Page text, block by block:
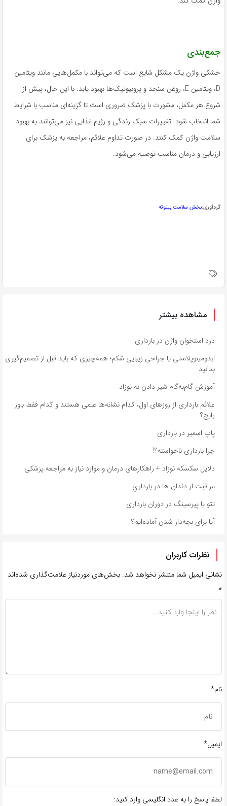
جمع‌بندی
خشکی واژن یک مشکل شایع است که می‌تواند با مکمل‌هایی مانند ویتامین
D، ویتامین E، روغن سنجد و پروبیوتیک‌ها بهبود یابد. با این حال، پیش از
شروع هر مکمل، مشورت با پزشک ضروری است تا گزینه‌ای مناسب با شرایط
شما انتخاب شود. تغییرات سبک زندگی و رژیم غذایی نیز می‌توانند به بهبود
سلامت واژن کمک کنند. در صورت تداوم علائم، مراجعه به پزشک برای
ارزیابی و درمان مناسب توصیه می‌شود.
گردآوری:بخش سلامت بیتوته
مشاهده بیشتر
درد استخوان واژن در بارداری
ابدومینوپلاستی یا جراحی زیبایی شکم؛ همه‌چیزی که باید قبل از تصمیم‌گیری
بدانید
آموزش گام‌به‌گامِ شیر دادن به نوزاد
علائم بارداری از روزهای اول، کدام نشانه‌ها علمی هستند و کدام فقط باور
رایج؟
پاپ اسمیر در بارداری
چرا بارداری ناخواسته؟!
دلایل سکسکه نوزاد + راهکارهای درمان و موارد نیاز به مراجعه پزشکی
مراقبت از دندان‌ ها در بارداري
تتو یا پیرسینگ در دوران بارداری
آیا برای بچه‌دار شدن آماده‌ایم؟
نظرات کاربران
نشانی ایمیل شما منتشر نخواهد شد. بخش‌های موردنیاز علامت‌گذاری شده‌اند
*
نام*
ایمیل*
لطفا پاسخ را به عدد انگلیسی وارد کنید: